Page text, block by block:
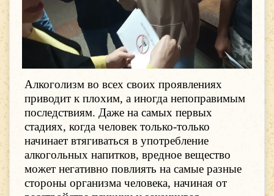
Алкоголизм во всех своих проявлениях
приводит к плохим, а иногда непоправимым
последствиям. Даже на самых первых
стадиях, когда человек только-только
начинает втягиваться в употребление
алкогольных напитков, вредное вещество
может негативно повлиять на самые разные
стороны организма человека, начиная от